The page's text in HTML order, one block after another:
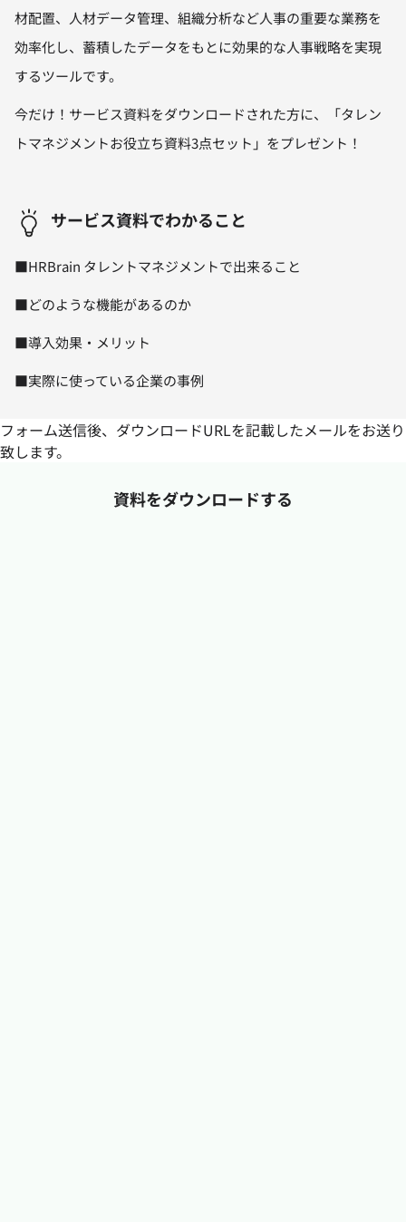
材配置、人材データ管理、組織分析など人事の重要な業務を
効率化し、蓄積したデータをもとに効果的な人事戦略を実現
するツールです。
今だけ！サービス資料をダウンロードされた方に、「タレン
トマネジメントお役立ち資料3点セット」をプレゼント！
サービス資料でわかること
■HRBrain タレントマネジメントで出来ること
■どのような機能があるのか
■導入効果・メリット
■実際に使っている企業の事例
フォーム送信後、ダウンロードURLを記載したメールをお送り
致します。
資料をダウンロードする